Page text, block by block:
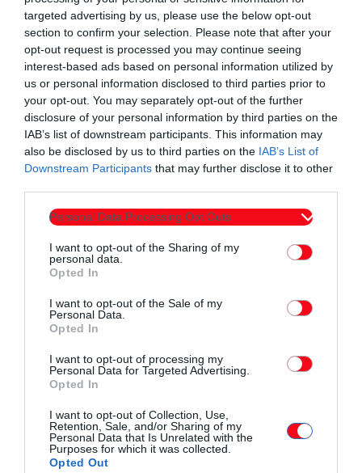
targeted advertising by us, please use the below opt-out
section to confirm your selection. Please note that after your
opt-out request is processed you may continue seeing
interest-based ads based on personal information utilized by
us or personal information disclosed to third parties prior to
your opt-out. You may separately opt-out of the further
disclosure of your personal information by third parties on the
IAB’s list of downstream participants. This information may
also be disclosed by us to third parties on the IAB’s List of
Downstream Participants that may further disclose it to other
Personal Data Processing Opt Outs
I want to opt-out of the Sharing of my
personal data.
Opted In
I want to opt-out of the Sale of my
Personal Data.
Opted In
I want to opt-out of processing my
Personal Data for Targeted Advertising.
Opted In
I want to opt-out of Collection, Use,
Retention, Sale, and/or Sharing of my
Personal Data that Is Unrelated with the
Purposes for which it was collected.
Opted Out
και η φυσική άσκηση για μικρούς και μεγάλους,
προτεραιότητες τις οποίες είχει θέσει η προηγούμενη
Δημοτική Αρχή Μαρωνείας-Σαπών, για τη βελτίωση της
ποιότητας ζωής των κατοίκων, την προώθηση της υγείας και
ευεξίας τους και την ψυχαγωγία τους.
Η σημερινή διοίκηση του δήμου, οφείλει να δείξει την δέουσα
υπευθυνότητα και συνέπεια, να επιβλέπει σωστά, να
προστατεύει διαρκώς και να συντηρεί επαρκώς αυτά τα
αξιοποίηση τους γιατί ως γνωστό: « οι διοικήσεις
φεύγουνε… αλλά τα έργα μένουν!».
Συντάχθηκε από:ERKO
email